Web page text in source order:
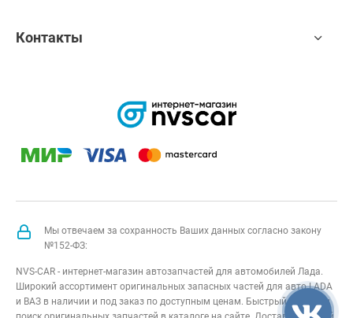
Контакты
Мы отвечаем за сохранность Ваших данных согласно закону
№152-ФЗ:
NVS-CAR - интернет-магазин автозапчастей для автомобилей Лада.
Широкий ассортимент оригинальных запасных частей для авто LADA
и ВАЗ в наличии и под заказ по доступным ценам. Быстрый подбор и